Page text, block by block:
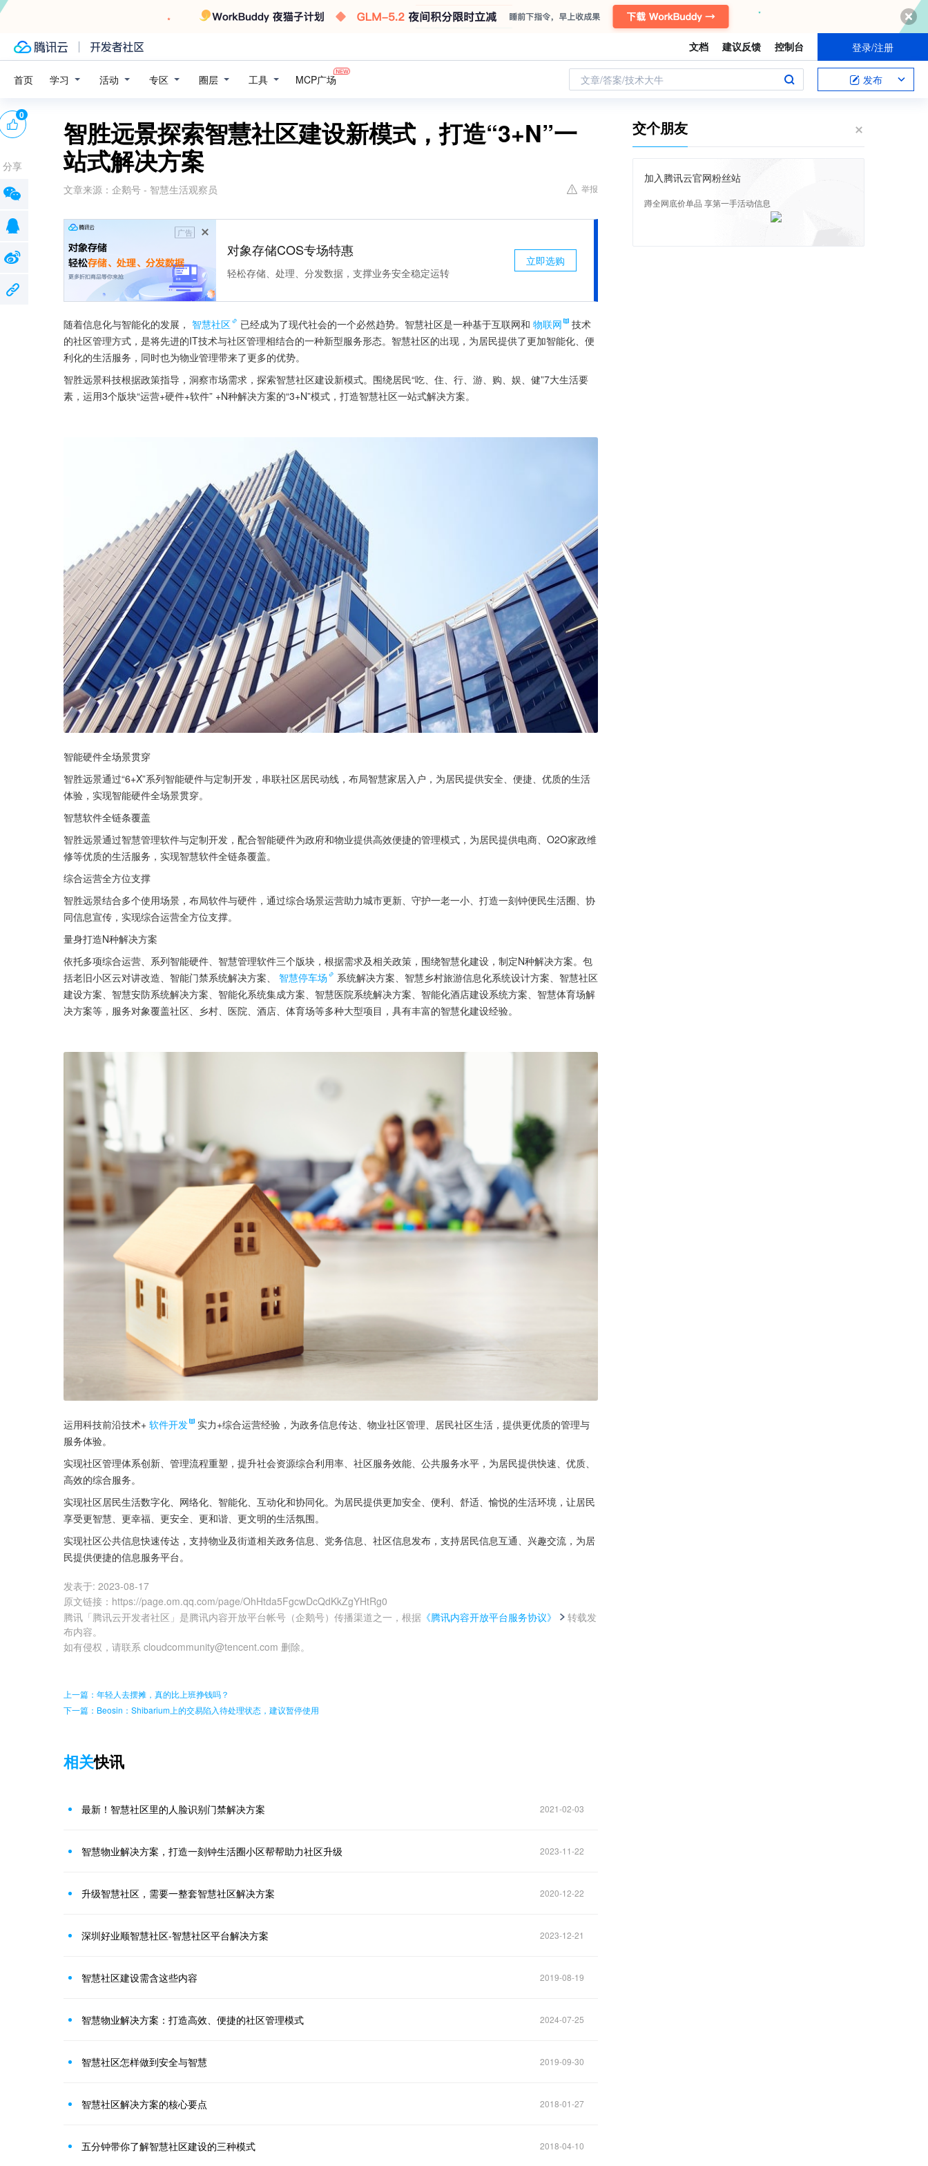
文档 建议反馈 控制台 登录/注册
首页 学习 活动 专区 圈层 工具 MCP广场 文章/答案/技术大牛 发布
智胜远景探索智慧社区建设新模式，打造“3+N”一
站式解决方案
文章来源： 企鹅号 - 智慧生活观察员 举报
广告
对象存储COS专场特惠
轻松存储、处理、分发数据，支撑业务安全稳定运转
立即选购
随着信息化与智能化的发展， 智慧社区 已经成为了现代社会的一个必然趋势。智慧社区是一种基于互联网和 物联网
技术
的社区管理方式，是将先进的IT技术与社区管理相结合的一种新型服务形态。智慧社区的出现，为居民提供了更加智能化、便
利化的生活服务，同时也为物业管理带来了更多的优势。
智胜远景科技根据政策指导，洞察市场需求，探索智慧社区建设新模式。围绕居民“吃、住、行、游、购、娱、健”7大生活要
素，运用3个版块“运营+硬件+软件” +N种解决方案的“3+N”模式，打造智慧社区一站式解决方案。
智能硬件全场景贯穿
智胜远景通过“6+X”系列智能硬件与定制开发，串联社区居民动线，布局智慧家居入户，为居民提供安全、便捷、优质的生活
体验，实现智能硬件全场景贯穿。
智慧软件全链条覆盖
智胜远景通过智慧管理软件与定制开发，配合智能硬件为政府和物业提供高效便捷的管理模式，为居民提供电商、O2O家政维
修等优质的生活服务，实现智慧软件全链条覆盖。
综合运营全方位支撑
智胜远景结合多个使用场景，布局软件与硬件，通过综合场景运营助力城市更新、守护一老一小、打造一刻钟便民生活圈、协
同信息宣传，实现综合运营全方位支撑。
量身打造N种解决方案
依托多项综合运营、系列智能硬件、智慧管理软件三个版块，根据需求及相关政策，围绕智慧化建设，制定N种解决方案。包
括老旧小区云对讲改造、智能门禁系统解决方案、
智慧停车场
系统解决方案、智慧乡村旅游信息化系统设计方案、智慧社区
建设方案、智慧安防系统解决方案、智能化系统集成方案、智慧医院系统解决方案、智能化酒店建设系统方案、智慧体育场解
决方案等，服务对象覆盖社区、乡村、医院、酒店、体育场等多种大型项目，具有丰富的智慧化建设经验。
运用科技前沿技术+ 软件开发
实力+综合运营经验，为政务信息传达、物业社区管理、居民社区生活，提供更优质的管理与
服务体验。
实现社区管理体系创新、管理流程重塑，提升社会资源综合利用率、社区服务效能、公共服务水平，为居民提供快速、优质、
高效的综合服务。
实现社区居民生活数字化、网络化、智能化、互动化和协同化。为居民提供更加安全、便利、舒适、愉悦的生活环境，让居民
享受更智慧、更幸福、更安全、更和谐、更文明的生活氛围。
实现社区公共信息快速传达，支持物业及街道相关政务信息、党务信息、社区信息发布，支持居民信息互通、兴趣交流，为居
民提供便捷的信息服务平台。
发表于: 2023-08-17
原文链接 ： https://page.om.qq.com/page/OhHtda5FgcwDcQdKkZgYHtRg0
腾讯「腾讯云开发者社区」是腾讯内容开放平台帐号（企鹅号）传播渠道之一，根据 《腾讯内容开放平台服务协议》
转载发
布内容。
如有侵权，请联系 cloudcommunity@tencent.com 删除。
0
分享
上一篇：年轻人去摆摊，真的比上班挣钱吗？
下一篇：Beosin：Shibarium上的交易陷入待处理状态，建议暂停使用
相关快讯
最新！智慧社区里的人脸识别门禁解决方案 2021-02-03
智慧物业解决方案，打造一刻钟生活圈小区帮帮助力社区升级 2023-11-22
升级智慧社区，需要一整套智慧社区解决方案 2020-12-22
​深圳好业顺智慧社区-智慧社区平台解决方案 2023-12-21
智慧社区建设需含这些内容 2019-08-19
智慧物业解决方案：打造高效、便捷的社区管理模式 2024-07-25
智慧社区怎样做到安全与智慧 2019-09-30
智慧社区解决方案的核心要点 2018-01-27
五分钟带你了解智慧社区建设的三种模式 2018-04-10
交个朋友
加入腾讯云官网粉丝站
蹲全网底价单品 享第一手活动信息